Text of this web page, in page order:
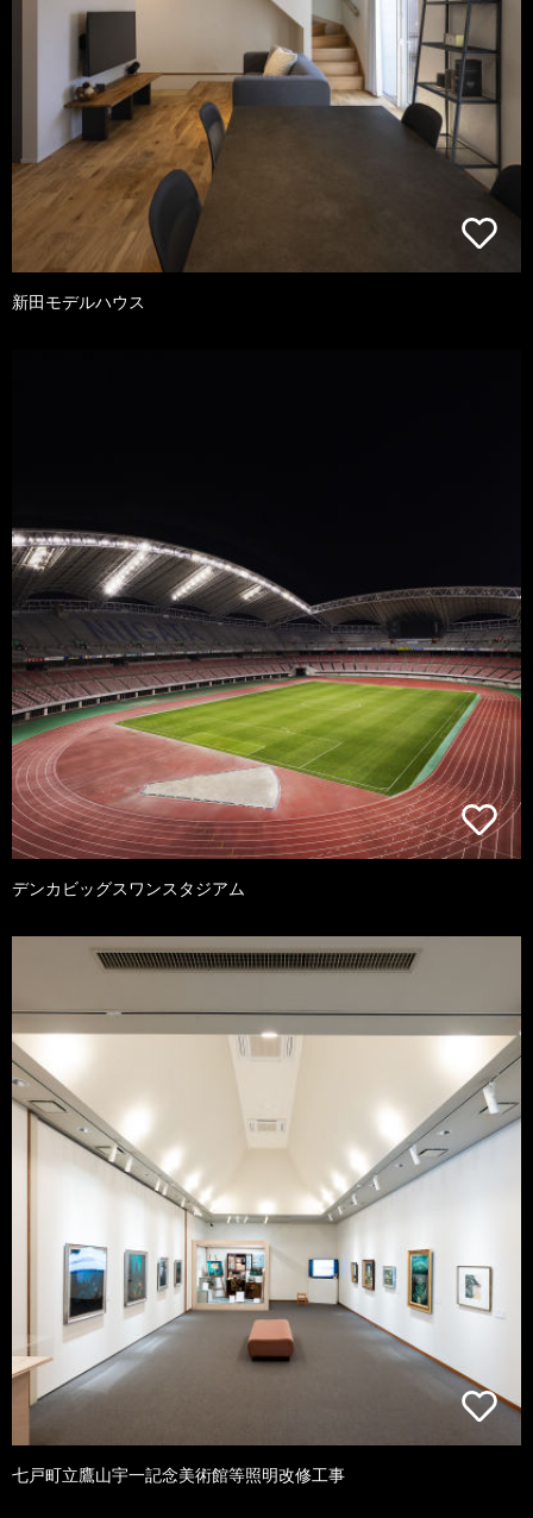
新田モデルハウス
デンカビッグスワンスタジアム
七戸町立鷹山宇一記念美術館等照明改修工事